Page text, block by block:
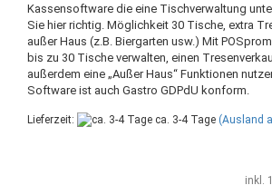
Kassensoftware die eine Tischverwaltung
Sie hier richtig. Möglichkeit 30 Tische, extra
außer Haus (z.B. Biergarten usw.) Mit
bis zu 30 Tische verwalten, einen
außerdem eine „Außer Haus“ Funktionen
Software ist auch Gastro GDPdU konform.
Lieferzeit: ca. 3-4 Tage (Ausland
inkl.